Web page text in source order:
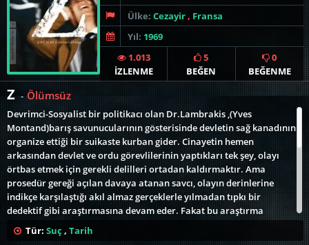
Ülke: Cezayir, Fransa
Yıl: 1969
1.013
İZLENME
5
BEĞEN
0
BEĞENME
Z - Ölümsüz
Devrimci-Sosyalist bir politikacı olan Dr.Lambrakis ,(Yves
Montand)barış savunucularının gösterisinde devletin sağ kanadının
organize ettiği bir suikaste kurban gider. Cinayetin hemen
arkasından devlet ve ordu görevlilerinin yaptıkları tek şey, olayı
örtbas etmek için gerekli delilleri ortadan kaldırmaktır. Ama
prosedür gereği açılan davaya atanan savcı, olayın derinlerine
indikçe karşılaştığı akıl almaz gerçeklerle yılmadan tıpkı bir
dedektif gibi araştırmasına devam eder. Fakat bu araştırma
sırasında karşısına çıkan engeller, devletin içinde tahmininden de
derin makamlardan gelecektir.Jean-Louis Trintignant'ın bir savcıyı
Tür: Suç , Tarih